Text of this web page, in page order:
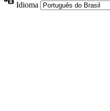
Idioma